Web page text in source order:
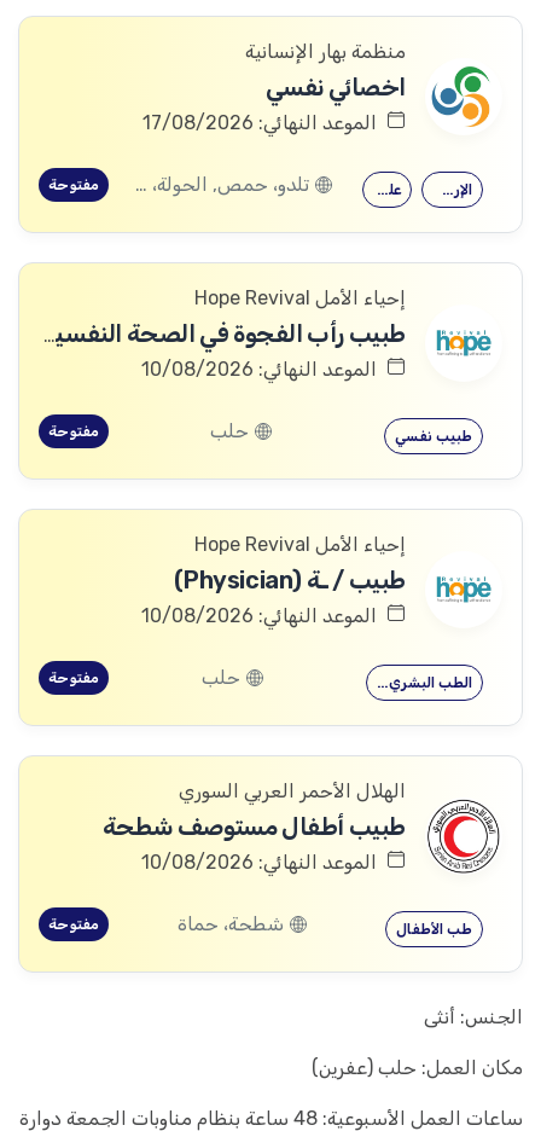
منظمة بهار الإنسانية
اخصائي نفسي
الموعد النهائي: 17/08/2026
علم النفس الإرشاد النفسي تلدو، حمص, الحولة، حمص مفتوحة
إحياء الأمل Hope Revival
طبيب رأب الفجوة في الصحة النفسية (mhGAP Doctor)
الموعد النهائي: 10/08/2026
طبيب نفسي حلب مفتوحة
إحياء الأمل Hope Revival
طبيب / ـة (Physician)
الموعد النهائي: 10/08/2026
الطب البشري… حلب مفتوحة
الهلال الأحمر العربي السوري
طبيب أطفال مستوصف شطحة
الموعد النهائي: 10/08/2026
طب الأطفال شطحة، حماة مفتوحة
الجنس: أنثى
مكان العمل: حلب (عفرين)
ساعات العمل الأسبوعية: 48 ساعة بنظام مناوبات الجمعة دوارة